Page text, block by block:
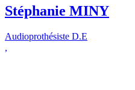
Stéphanie MINY
Audioprothésiste D.E